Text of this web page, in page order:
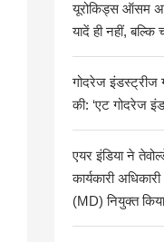
यूरोकिड्स ऑसम
यादें ही नहीं, बल्कि
गोदरेज इंडस्ट्रीज
की: ‘एट गोदरेज
एयर इंडिया ने
कार्यकारी
(MD) नियुक्त किया